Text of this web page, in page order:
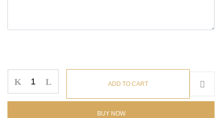
ADD TO CART
BUY NOW